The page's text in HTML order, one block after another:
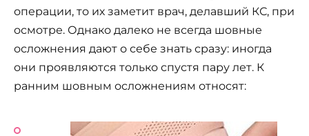
операции, то их заметит врач, делавший КС, при
осмотре. Однако далеко не всегда шовные
осложнения дают о себе знать сразу: иногда
они проявляются только спустя пару лет. К
ранним шовным осложнениям относят: